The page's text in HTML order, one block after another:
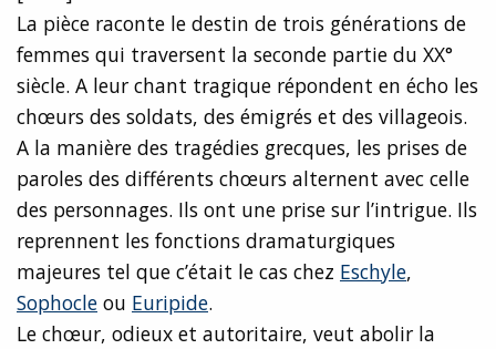
La pièce raconte le destin de trois générations de
femmes qui traversent la seconde partie du XX°
siècle. A leur chant tragique répondent en écho les
chœurs des soldats, des émigrés et des villageois.
A la manière des tragédies grecques, les prises de
paroles des différents chœurs alternent avec celle
des personnages. Ils ont une prise sur l’intrigue. Ils
reprennent les fonctions dramaturgiques
majeures tel que c’était le cas chez Eschyle,
Sophocle ou Euripide.
Le chœur, odieux et autoritaire, veut abolir la